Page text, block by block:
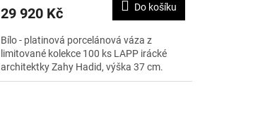
29 920 Kč Do košíku
Bílo - platinová porcelánová váza z
limitované kolekce 100 ks LAPP irácké
architektky Zahy Hadid, výška 37 cm.